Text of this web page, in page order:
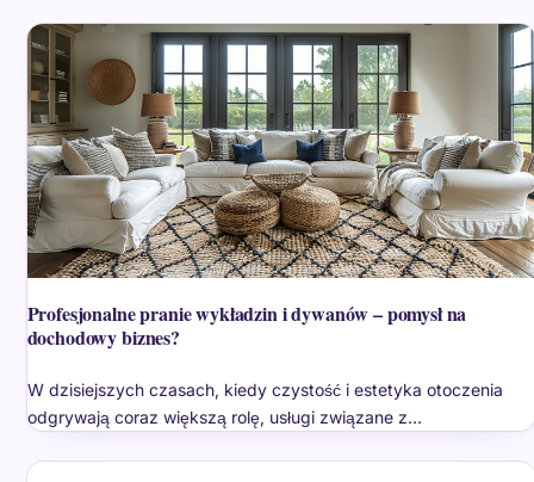
Profesjonalne pranie wykładzin i dywanów – pomysł na
dochodowy biznes?
W dzisiejszych czasach, kiedy czystość i estetyka otoczenia
odgrywają coraz większą rolę, usługi związane z…